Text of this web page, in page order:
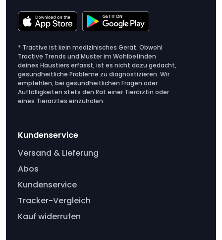
* Tractive ist kein medizinisches Gerät. Obwohl
Tractive Trends und Muster im Wohlbefinden
deines Haustiers erfasst, ist es nicht dazu gedacht,
gesundheitliche Probleme zu diagnostizieren. Wir
empfehlen, bei gesundheitlichen Fragen oder
Auffälligkeiten stets den Rat einer Tierärztin oder
eines Tierarztes einzuholen.
Kundenservice
Versand & Lieferung
Abos
Kundenservice
Tracker-Vergleich
Kauf widerrufen